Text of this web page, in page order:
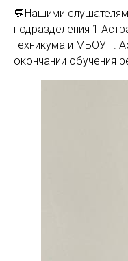
💬Нашими
подразделения 1
техникума и МБОУ г.
окончании обучения